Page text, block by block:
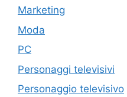
Marketing
Moda
PC
Personaggi televisivi
Personaggio televisivo